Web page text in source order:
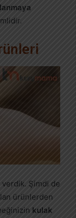
verdik. Şimdi de
ürünlerden
kulak